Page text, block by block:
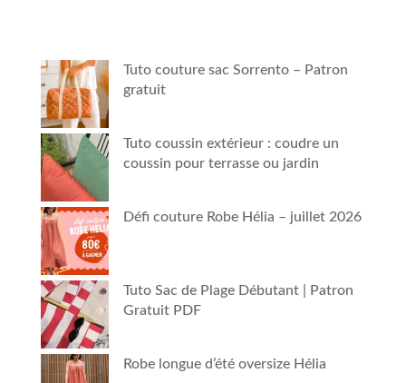
Tuto couture sac Sorrento – Patron
gratuit
Tuto coussin extérieur : coudre un
coussin pour terrasse ou jardin
Défi couture Robe Hélia – juillet 2026
Tuto Sac de Plage Débutant | Patron
Gratuit PDF
Robe longue d’été oversize Hélia